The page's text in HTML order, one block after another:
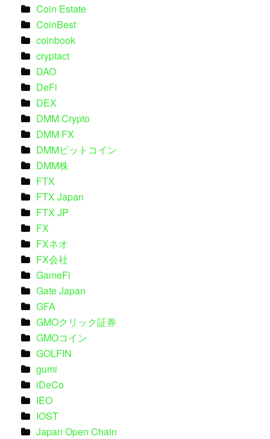
Coin Estate
CoinBest
coinbook
cryptact
DAO
DeFi
DEX
DMM Crypto
DMM FX
DMMビットコイン
DMM株
FTX
FTX Japan
FTX JP
FX
FXネオ
FX会社
GameFi
Gate Japan
GFA
GMOクリック証券
GMOコイン
GOLFIN
gumi
iDeCo
IEO
IOST
Japan Open Chain